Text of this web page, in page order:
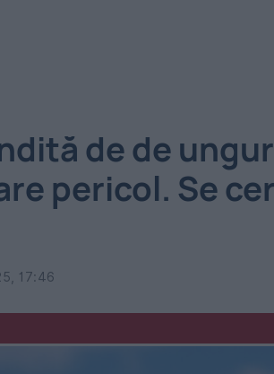
de de
pericol. Se
17:46